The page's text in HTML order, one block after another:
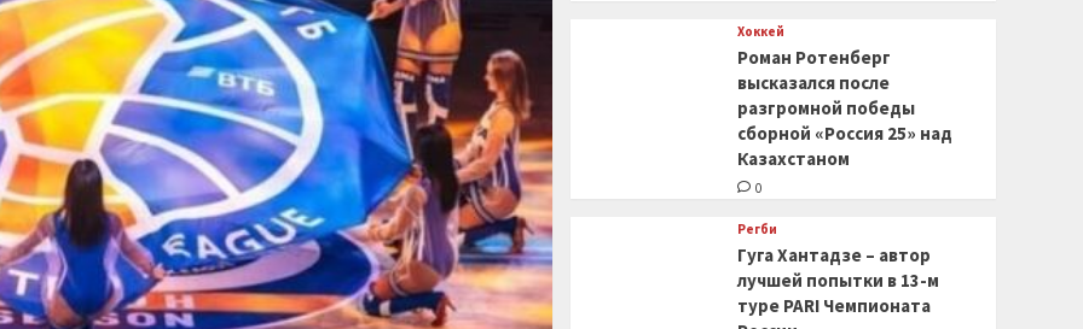
Хоккей
Роман Ротенберг
высказался после
разгромной победы
сборной «Россия 25» над
Казахстаном
0
Регби
Гуга Хантадзе – автор
лучшей попытки в 13-м
туре PARI Чемпионата